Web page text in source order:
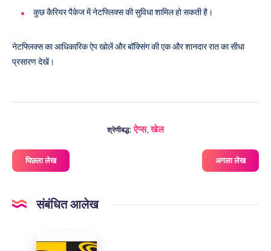
कुछ कैरियर पैकेज में नेटफ्लिक्स की सुविधा शामिल हो सकती है।
नेटफ्लिक्स का आधिकारिक ऐप खोलें और बॉक्सिंग की एक और शानदार रात का सीधा
प्रसारण देखें।
श्रेणीबद्ध: ऐप्स,खेल
पिछला लेख अगला लेख
संबंधित आलेख